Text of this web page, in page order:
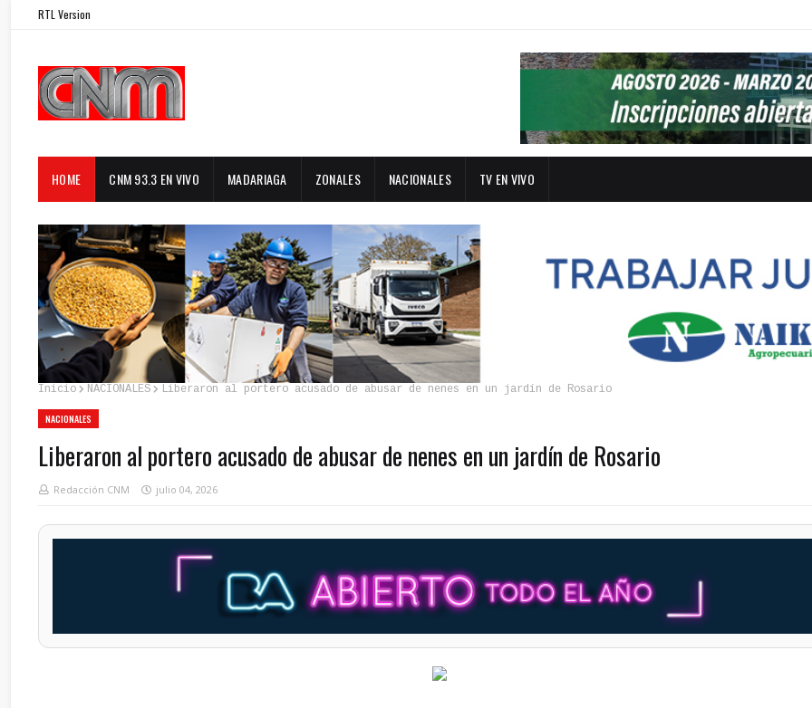
RTL Version
HOME CNM 93.3 EN VIVO MADARIAGA ZONALES NACIONALES TV EN VIVO
Inicio NACIONALES Liberaron al portero acusado de abusar de nenes en un jardín de Rosario
NACIONALES
Liberaron al portero acusado de abusar de nenes en un jardín de Rosario
Redacción CNM julio 04, 2026